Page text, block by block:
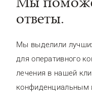
ответы.
Мы выделили
для оперативного
лечения в нашей
конфиденциальным